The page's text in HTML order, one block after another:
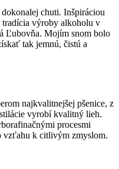
chuti. Inšpiráciou
výroby alkoholu v
Ľubovňa. Mojím snom bolo
tak jemnú, čistú a
najkvalitnejšej pšenice, z
vyrobí kvalitný lieh.
procesmi
vzťahu k citlivým zmyslom.